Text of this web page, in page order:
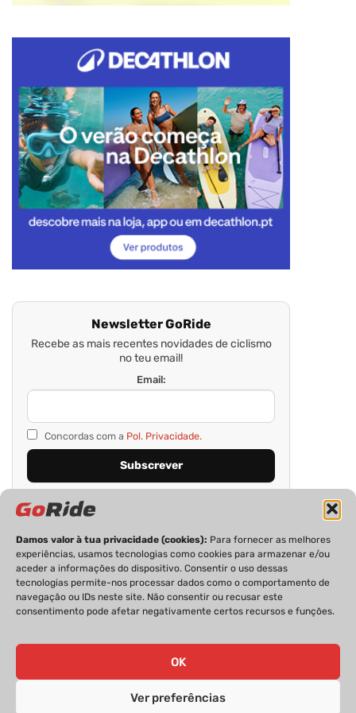
Damos valor à tua privacidade (cookies): Para fornecer as melhores
experiências, usamos tecnologias como cookies para armazenar e/ou
aceder a informações do dispositivo. Consentir o uso dessas
tecnologias permite-nos processar dados como o comportamento de
navegação ou IDs neste site. Não consentir ou recusar este
consentimento pode afetar negativamente certos recursos e funções.
OK
Ver preferências
Newsletter GoRide
Recebe as mais recentes novidades de ciclismo
no teu email!
Email:
Concordas com a Pol. Privacidade.
PRIVACIDADE FICHA TÉCNICA
ESTATUTO EDITORIAL